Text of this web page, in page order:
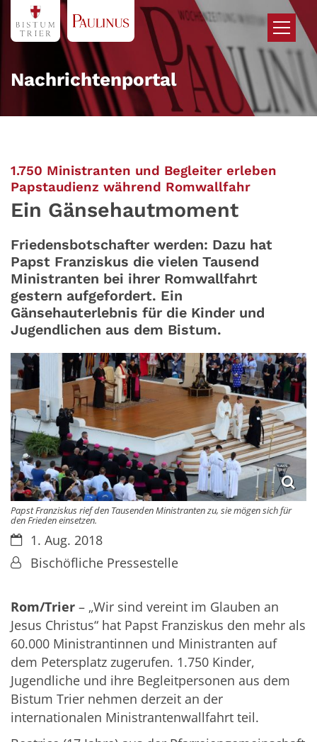
Zum Inhalt springen
Nachrichtenportal
1.750 Ministranten und Begleiter erleben
Papstaudienz während Romwallfahr:
Ein Gänsehautmoment
Friedensbotschafter werden: Dazu hat
Papst Franziskus die vielen Tausend
Ministranten bei ihrer Romwallfahrt
gestern aufgefordert. Ein
Gänsehauterlebnis für die Kinder und
Jugendlichen aus dem Bistum.
Papst Franziskus rief den Tausenden Ministranten zu, sie mögen sich für
den Frieden einsetzen.
Datum:1. Aug. 2018
Von:Bischöfliche Pressestelle
Rom/Trier – „Wir sind vereint im Glauben an
Jesus Christus“ hat Papst Franziskus den mehr als
60.000 Ministrantinnen und Ministranten auf
dem Petersplatz zugerufen. 1.750 Kinder,
Jugendliche und ihre Begleitpersonen aus dem
Bistum Trier nehmen derzeit an der
internationalen Ministrantenwallfahrt teil.